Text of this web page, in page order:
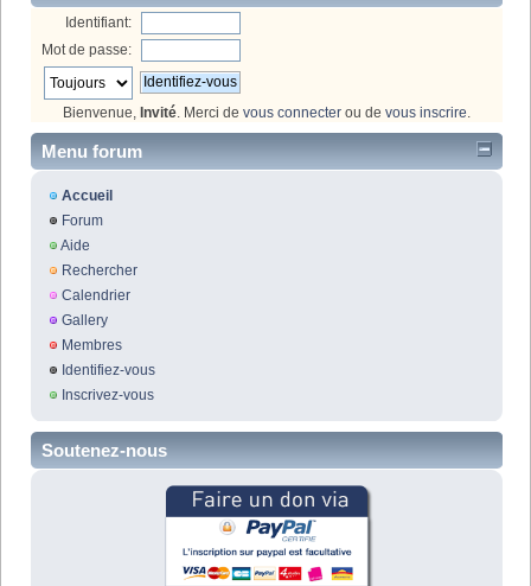
Identifiant:
Mot de passe:
Bienvenue, Invité. Merci de vous connecter ou de vous inscrire.
Menu forum
Accueil
Forum
Aide
Rechercher
Calendrier
Gallery
Membres
Identifiez-vous
Inscrivez-vous
Soutenez-nous